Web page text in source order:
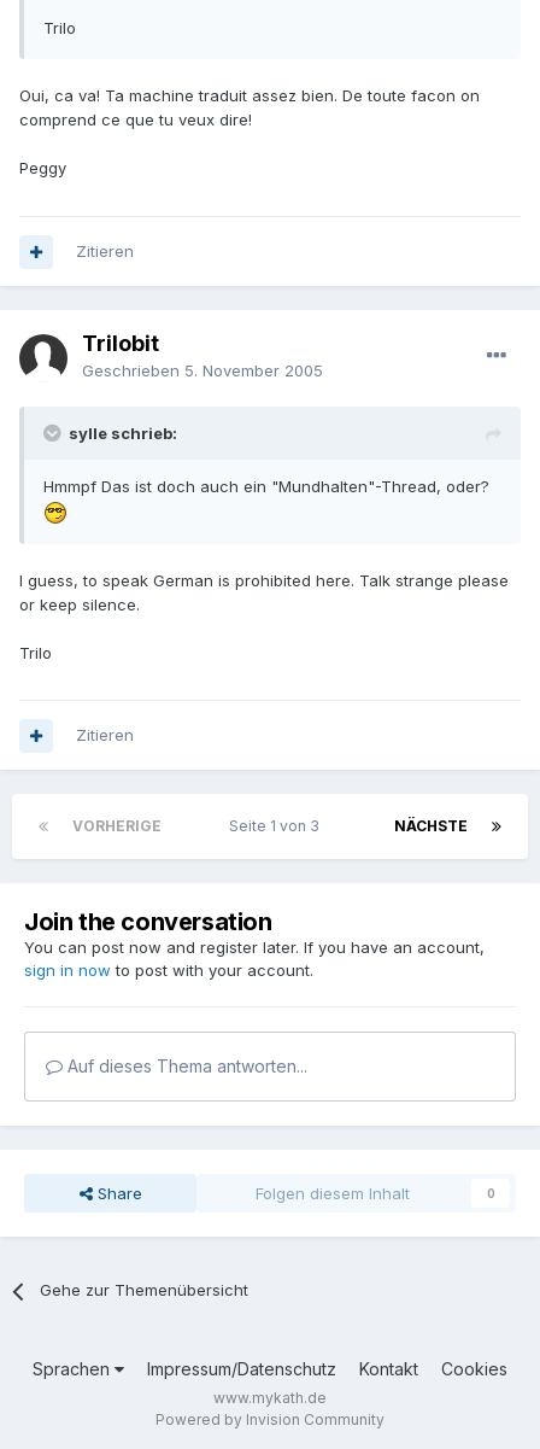
Trilo
Oui, ca va! Ta machine traduit assez bien. De toute facon on
comprend ce que tu veux dire!
Peggy
Zitieren
Trilobit
Geschrieben 5. November 2005
sylle schrieb:
Hmmpf Das ist doch auch ein "Mundhalten"-Thread, oder?
I guess, to speak German is prohibited here. Talk strange please
or keep silence.
Trilo
Zitieren
VORHERIGE NÄCHSTE
Seite 1 von 3
Join the conversation
You can post now and register later. If you have an account,
sign in now to post with your account.
Auf dieses Thema antworten...
Share Folgen diesem Inhalt 0
Gehe zur Themenübersicht
Sprachen Impressum/Datenschutz Kontakt Cookies
www.mykath.de
Powered by Invision Community